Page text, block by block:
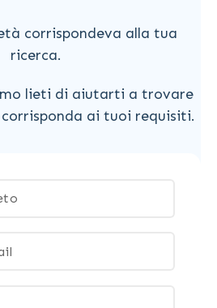
corrispondeva alla tua
ricerca.
lieti di aiutarti a trovare
ai tuoi requisiti.